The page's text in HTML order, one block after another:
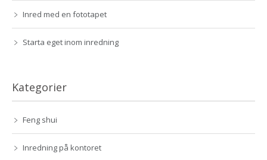
Inred med en fototapet
Starta eget inom inredning
Kategorier
Feng shui
Inredning på kontoret